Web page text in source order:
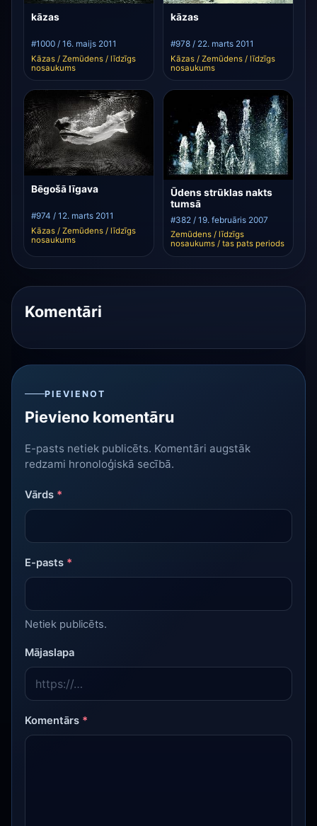
kāzas
#1000 / 16. maijs 2011
Kāzas / Zemūdens / līdzīgs
nosaukums
kāzas
#978 / 22. marts 2011
Kāzas / Zemūdens / līdzīgs
nosaukums
Bēgošā līgava
#974 / 12. marts 2011
Kāzas / Zemūdens / līdzīgs
nosaukums
Ūdens strūklas nakts
tumsā
#382 / 19. februāris 2007
Zemūdens / līdzīgs
nosaukums / tas pats periods
Komentāri
PIEVIENOT
Pievieno komentāru
E-pasts netiek publicēts. Komentāri augstāk
redzami hronoloģiskā secībā.
Vārds *
E-pasts *
Netiek publicēts.
Mājaslapa
Komentārs *